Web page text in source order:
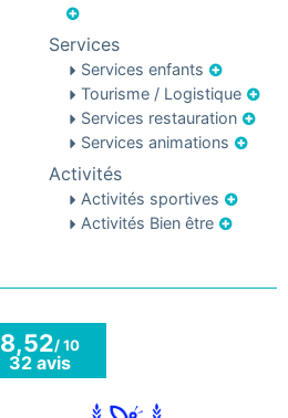
Services
Services enfants
Tourisme / Logistique
Services restauration
Services animations
Activités
Activités sportives
Activités Bien être
8,52/ 10
32 avis